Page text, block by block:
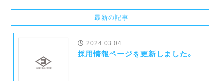
最新の記事
2024.03.04
採用情報ページを更新しました。